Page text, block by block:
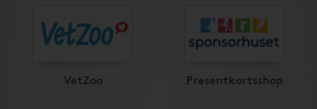
VetZoo Presentkortsshop